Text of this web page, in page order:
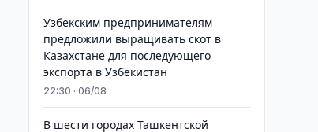
Узбекским предпринимателям
предложили выращивать скот в
Казахстане для последующего
экспорта в Узбекистан
22:30 · 06/08
В шести городах Ташкентской